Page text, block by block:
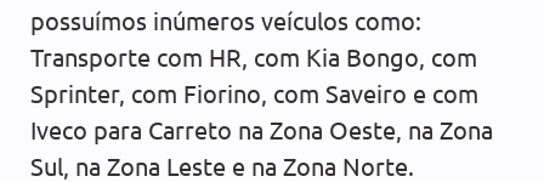
possuímos inúmeros veículos como:
Transporte com HR, com Kia Bongo, com
Sprinter, com Fiorino, com Saveiro e com
Iveco para Carreto na Zona Oeste, na Zona
Sul, na Zona Leste e na Zona Norte.